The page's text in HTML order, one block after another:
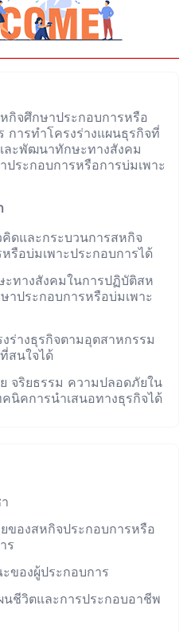
กิจศึกษาประกอบการหรือ
การทำโครงร่างแผนธุรกิจที่
ละพัฒนาทักษะทางสังคม
ประกอบการหรือการบ่มเพาะ
คิดและกระบวนการสหกิจ
รือบ่มเพาะประกอบการได้
ะทางสังคมในการปฏิบัติสห
าประกอบการหรือบ่มเพาะ
ร่างธุรกิจตามอุตสาหกรรม
สนใจได้
จริยธรรม ความปลอดภัยใน
นิคการนำเสนอทางธุรกิจได้
ของสหกิจประกอบการหรือ
ร
องผู้ประกอบการ
นชีวิตและการประกอบอาชีพ